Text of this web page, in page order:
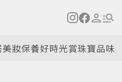
美妝保養好時光賞珠寶品味